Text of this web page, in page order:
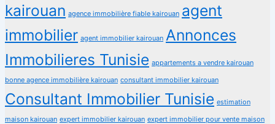
kairouan agence immobilière fiable kairouan agent
immobilier agent immobilier kairouan Annonces
Immobilieres Tunisie appartements a vendre kairouan
bonne agence immobilière kairouan consultant immobilier kairouan
Consultant Immobilier Tunisie estimation
maison kairouan expert immobilier kairouan expert immobilier pour vente maison